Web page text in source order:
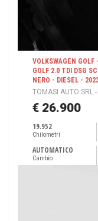
VOLKSWAGEN
GOLF 2.0 TDI DSG
NERO - DIESEL -
TOMASI AUTO SRL
€ 26.900
19.952
Chilometri
AUTOMATICO
Cambio